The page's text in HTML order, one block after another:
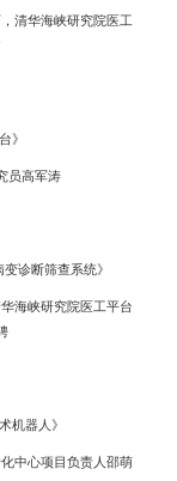
清华海峡研究院医工
》
员高军涛
诊断筛查系统》
海峡研究院医工平台
机器人》
中心项目负责人邵萌